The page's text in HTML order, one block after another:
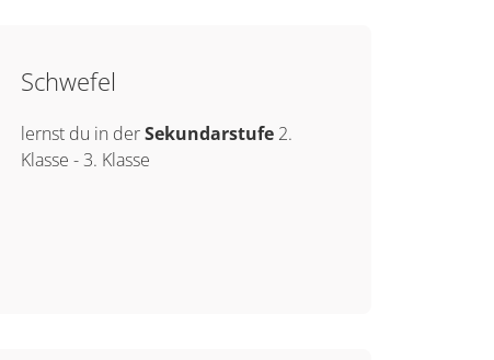
Schwefel
lernst du in derSekundarstufe 2.
Klasse - 3. Klasse